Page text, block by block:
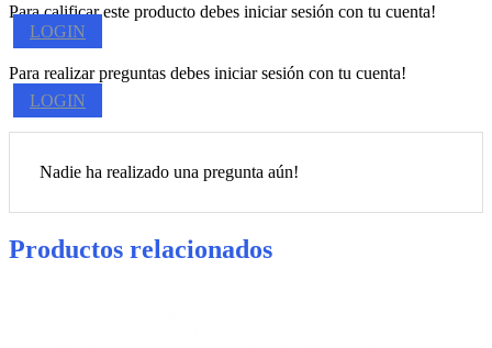
Para calificar este producto debes iniciar sesión con tu cuenta!
LOGIN
Para realizar preguntas debes iniciar sesión con tu cuenta!
LOGIN
Nadie ha realizado una pregunta aún!
Productos relacionados